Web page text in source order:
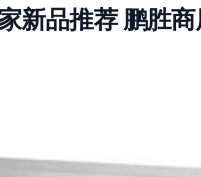
新品推荐 鹏胜